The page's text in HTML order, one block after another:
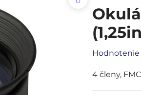
Hodnotenie
4 členy,